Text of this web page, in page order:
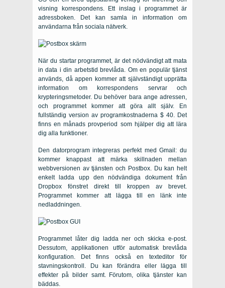
visning korrespondens. Ett inslag i programmet är
adressboken. Det kan samla in information om
användarna från sociala nätverk.
När du startar programmet, är det nödvändigt att mata
in data i din arbetstid brevlåda. Om en populär tjänst
används, då appen kommer att självständigt upprätta
information om korrespondens servrar och
krypteringsmetoder. Du behöver bara ange adressen,
och programmet kommer att göra allt själv. En
fullständig version av programkostnaderna $ 40. Det
finns en månads provperiod som hjälper dig att lära
dig alla funktioner.
Den datorprogram integreras perfekt med Gmail: du
kommer knappast att märka skillnaden mellan
webbversionen av tjänsten och Postbox. Du kan helt
enkelt ladda upp den nödvändiga dokument från
Dropbox fönstret direkt till kroppen av brevet.
Programmet kommer att lägga till en länk inte
nedladdningen.
Programmet låter dig ladda ner och skicka e-post.
Dessutom, applikationen utför automatisk brevlåda
konfiguration. Det finns också en texteditor för
stavningskontroll. Du kan förändra eller lägga till
effekter på bilder samt. Förutom, olika tjänster kan
bäddas.